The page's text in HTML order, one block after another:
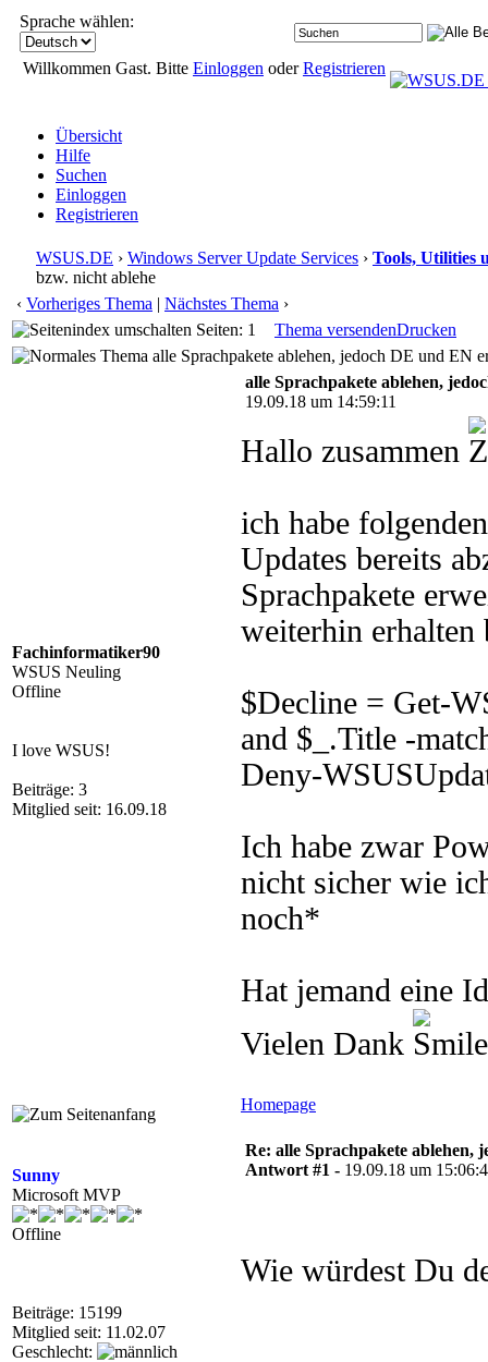
Sprache wählen:
Willkommen Gast. Bitte Einloggen oderRegistrieren
Übersicht
Hilfe
Suchen
Einloggen
Registrieren
WSUS.DE › Windows Server Update Services › Tools, Utilities
bzw. nicht ablehe
‹ Vorheriges Thema | Nächstes Thema ›
Seiten: 1
Thema versendenDrucken
alle Sprachpakete ablehen, jedoch DE und EN
Fachinformatiker90
WSUS Neuling
Offline
I love WSUS!
Beiträge: 3
Mitglied seit: 16.09.18
alle Sprachpakete ablehen,
19.09.18 um 14:59:11
Hallo zusammen
ich habe
Updates bereits
Sprachpakete
weiterhin erhalten
$Decline = Get-
and $_.Title -
Deny-
Ich habe zwar
nicht sicher wie
noch*
Hat jemand eine
Vielen Dank
Homepage
Sunny
Microsoft MVP
Offline
Beiträge: 15199
Mitglied seit: 11.02.07
Geschlecht:
Re: alle Sprachpakete ablehen,
Antwort #1 - 19.09.18 um
Wie würdest Du